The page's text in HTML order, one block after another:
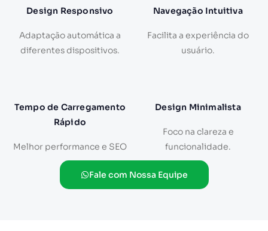
Design Responsivo
Adaptação automática a
diferentes dispositivos.
Navegação Intuitiva
Facilita a experiência do
usuário.
Tempo de Carregamento
Rápido
Melhor performance e SEO
Design Minimalista
Foco na clareza e
funcionalidade.
Fale com Nossa Equipe